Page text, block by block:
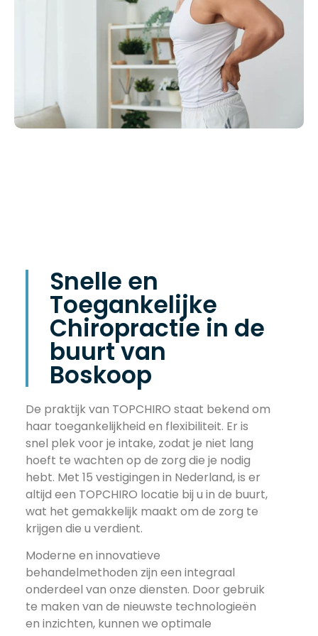
Snelle en
Toegankelijke
Chiropractie in de
buurt van
Boskoop
De praktijk van TOPCHIRO staat bekend om
haar toegankelijkheid en flexibiliteit. Er is
snel plek voor je intake, zodat je niet lang
hoeft te wachten op de zorg die je nodig
hebt. Met 15 vestigingen in Nederland, is er
altijd een TOPCHIRO locatie bij u in de buurt,
wat het gemakkelijk maakt om de zorg te
krijgen die u verdient.
Moderne en innovatieve
behandelmethoden zijn een integraal
onderdeel van onze diensten. Door gebruik
te maken van de nieuwste technologieën
en inzichten, kunnen we optimale